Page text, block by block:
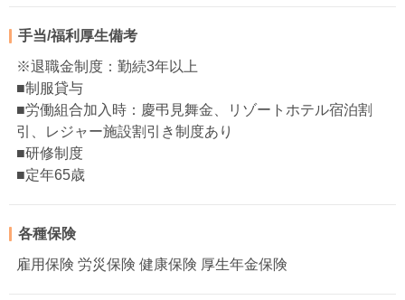
手当/福利厚生備考
※退職金制度：勤続3年以上
■制服貸与
■労働組合加入時：慶弔見舞金、リゾートホテル宿泊割
引、レジャー施設割引き制度あり
■研修制度
■定年65歳
各種保険
雇用保険 労災保険 健康保険 厚生年金保険